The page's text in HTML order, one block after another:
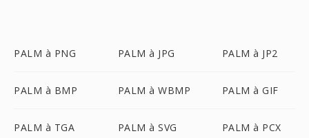
PALM à PNG PALM à JPG PALM à JP2
PALM à BMP PALM à WBMP PALM à GIF
PALM à TGA PALM à SVG PALM à PCX